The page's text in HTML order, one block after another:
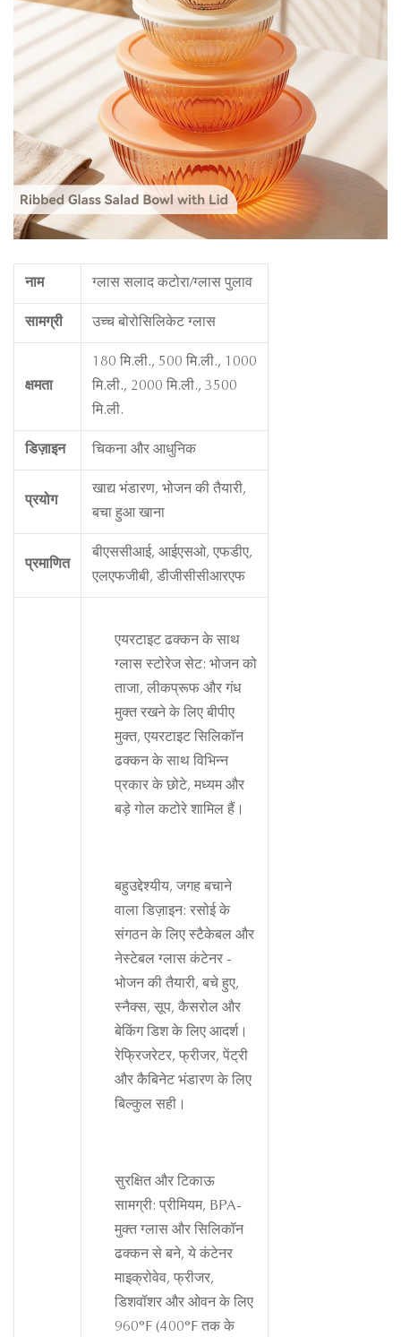
नाम ग्लास सलाद कटोरा/ग्लास पुलाव
सामग्री उच्च बोरोसिलिकेट ग्लास
क्षमता
180 मि.ली., 500 मि.ली., 1000
मि.ली., 2000 मि.ली., 3500
मि.ली.
डिज़ाइन चिकना और आधुनिक
प्रयोग
खाद्य भंडारण, भोजन की तैयारी,
बचा हुआ खाना
प्रमाणित
बीएससीआई, आईएसओ, एफडीए,
एलएफजीबी, डीजीसीसीआरएफ
एयरटाइट ढक्कन के साथ
ग्लास स्टोरेज सेट: भोजन को
ताजा, लीकप्रूफ और गंध
मुक्त रखने के लिए बीपीए
मुक्त, एयरटाइट सिलिकॉन
ढक्कन के साथ विभिन्न
प्रकार के छोटे, मध्यम और
बड़े गोल कटोरे शामिल हैं।
बहुउद्देश्यीय, जगह बचाने
वाला डिज़ाइन: रसोई के
संगठन के लिए स्टैकेबल और
नेस्टेबल ग्लास कंटेनर -
भोजन की तैयारी, बचे हुए,
स्नैक्स, सूप, कैसरोल और
बेकिंग डिश के लिए आदर्श।
रेफ्रिजरेटर, फ्रीजर, पेंट्री
और कैबिनेट भंडारण के लिए
बिल्कुल सही।
सुरक्षित और टिकाऊ
सामग्री: प्रीमियम, BPA-
मुक्त ग्लास और सिलिकॉन
ढक्कन से बने, ये कंटेनर
माइक्रोवेव, फ्रीजर,
डिशवॉशर और ओवन के लिए
960°F (400°F तक के